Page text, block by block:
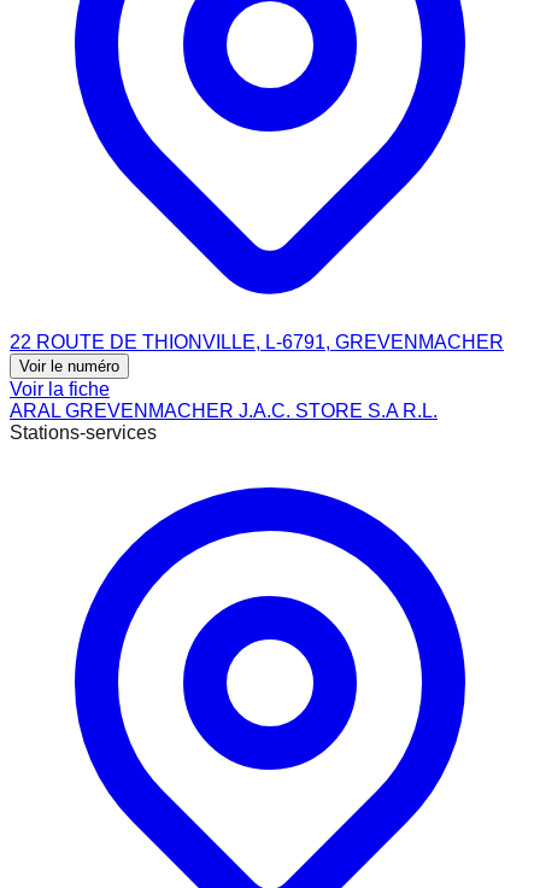
22 ROUTE DE THIONVILLE, L-6791, GREVENMACHER
Voir le numéro
Voir la fiche
ARAL GREVENMACHER J.A.C. STORE S.A R.L.
Stations-services